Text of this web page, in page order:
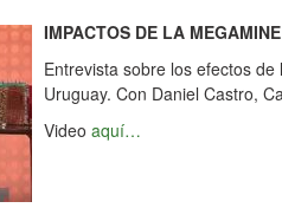
IMPACTOS DE LA
Entrevista sobre los efectos
Uruguay. Con Daniel Castro,
Video aquí…